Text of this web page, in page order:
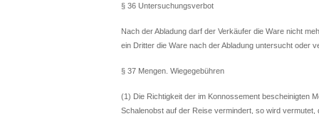
§ 36 Untersuchungsverbot
Nach der Abladung darf der Verkäufer die Ware nicht
ein Dritter die Ware nach der Abladung untersucht oder
§ 37 Mengen. Wiegegebühren
(1) Die Richtigkeit der im Konnossement bescheinigten
Schalenobst auf der Reise vermindert, so wird